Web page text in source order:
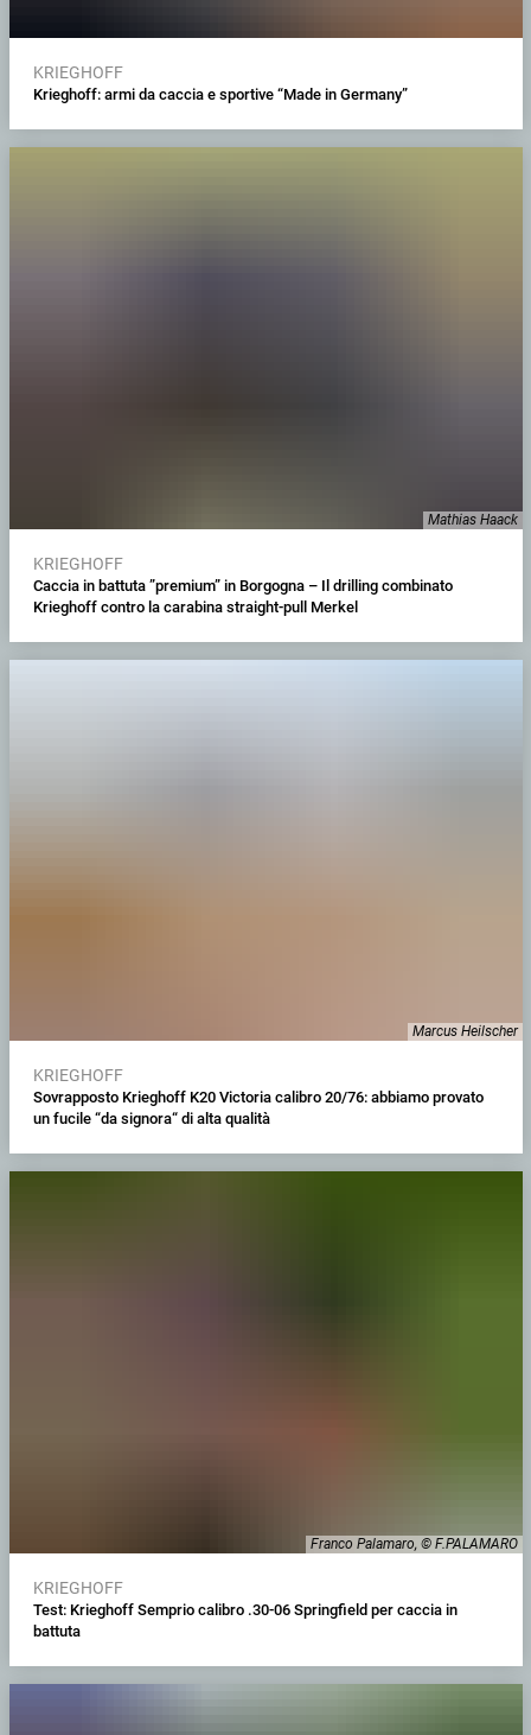
KRIEGHOFF
Krieghoff: armi da caccia e sportive “Made in Germany”
Mathias Haack
KRIEGHOFF
Caccia in battuta ”premium” in Borgogna – Il drilling combinato
Krieghoff contro la carabina straight-pull Merkel
Marcus Heilscher
KRIEGHOFF
Sovrapposto Krieghoff K20 Victoria calibro 20/76: abbiamo provato
un fucile “da signora“ di alta qualità
Franco Palamaro, © F.PALAMARO
KRIEGHOFF
Test: Krieghoff Semprio calibro .30-06 Springfield per caccia in
battuta